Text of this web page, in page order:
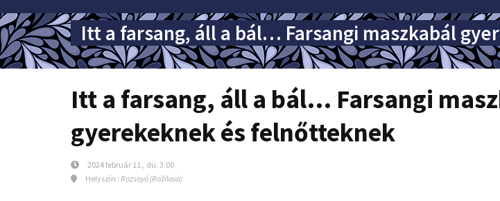
Itt a farsang, áll a bál… Farsangi maszkabál
Itt a farsang, áll a bál… Farsangi
gyerekeknek és felnőtteknek
2024 február 11., du. 3:00
Helyszín : Rozsnyó (Rožňava)